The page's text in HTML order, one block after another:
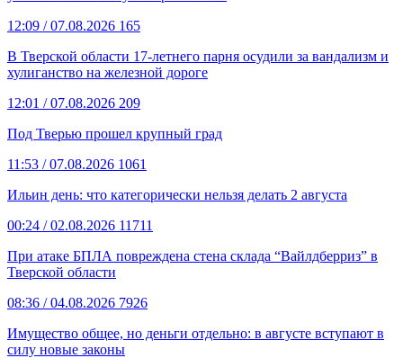
12:09 / 07.08.2026 165
В Тверской области 17-летнего парня осудили за вандализм и
хулиганство на железной дороге
12:01 / 07.08.2026 209
Под Тверью прошел крупный град
11:53 / 07.08.2026 1061
Ильин день: что категорически нельзя делать 2 августа
00:24 / 02.08.2026 11711
При атаке БПЛА повреждена стена склада “Вайлдберриз” в
Тверской области
08:36 / 04.08.2026 7926
Имущество общее, но деньги отдельно: в августе вступают в
силу новые законы